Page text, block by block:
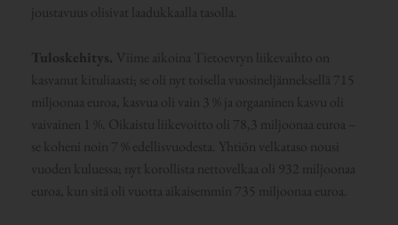
joustavuus olisivat laadukkaalla tasolla.
Tuloskehitys. Viime aikoina Tietoevryn liikevaihto on
kasvanut kituliaasti; se oli nyt toisella vuosineljänneksellä 715
miljoonaa euroa, kasvua oli vain 3 % ja orgaaninen kasvu oli
vaivainen 1 %. Oikaistu liikevoitto oli 78,3 miljoonaa euroa –
se koheni noin 7 % edellisvuodesta. Yhtiön velkataso nousi
vuoden kuluessa; nyt korollista nettovelkaa oli 932 miljoonaa
euroa, kun sitä oli vuotta aikaisemmin 735 miljoonaa euroa.